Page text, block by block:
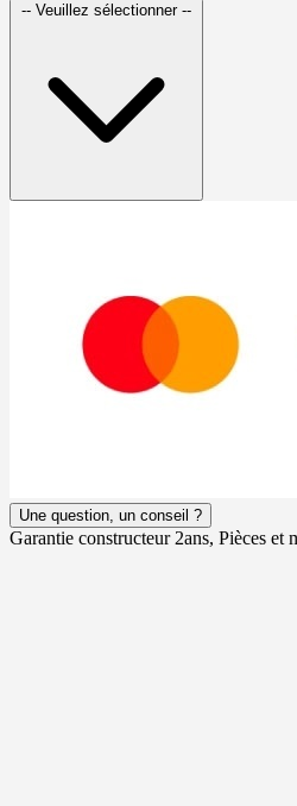
-- Veuillez sélectionner --
Une question, un conseil ?
Garantie constructeur 2ans, Pièces et